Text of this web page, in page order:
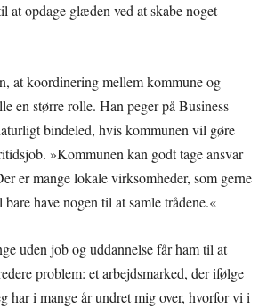
at opdage glæden ved at skabe noget
at koordinering mellem kommune og
en større rolle. Han peger på Business
bindeled, hvis kommunen vil gøre
»Kommunen kan godt tage ansvar
er mange lokale virksomheder, som gerne
have nogen til at samle trådene.«
uden job og uddannelse får ham til at
problem: et arbejdsmarked, der ifølge
har i mange år undret mig over, hvorfor vi i